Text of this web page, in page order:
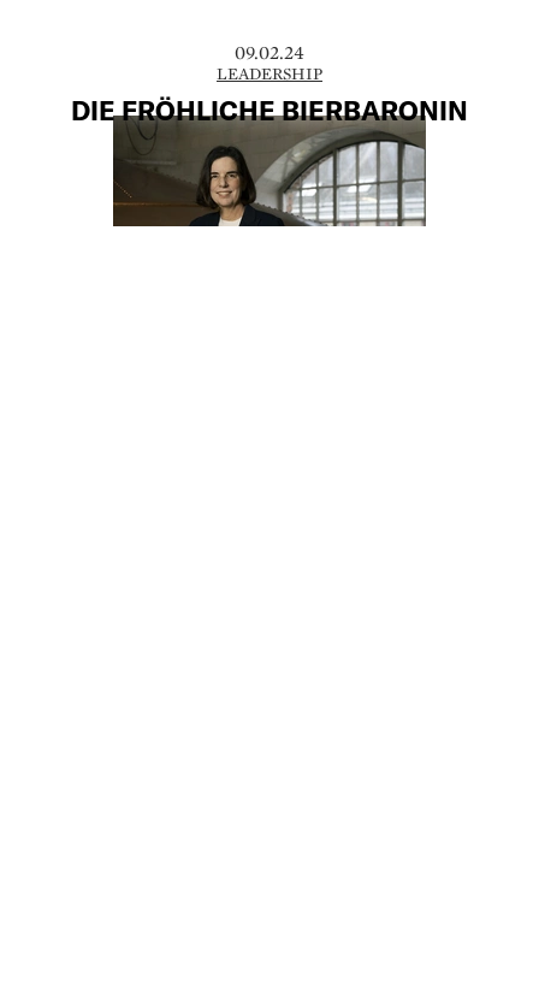
09.02.24
LEADERSHIP
DIE FRÖHLICHE BIERBARONIN